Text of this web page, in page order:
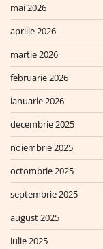
mai 2026
aprilie 2026
martie 2026
februarie 2026
ianuarie 2026
decembrie 2025
noiembrie 2025
octombrie 2025
septembrie 2025
august 2025
iulie 2025